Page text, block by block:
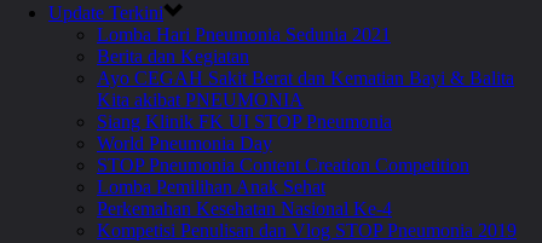
Update Terkini
Lomba Hari Pneumonia Sedunia 2021
Berita dan Kegiatan
Ayo CEGAH Sakit Berat dan Kematian Bayi & Balita
Kita akibat PNEUMONIA
Siang Klinik FK UI STOP Pneumonia
World Pneumonia Day
STOP Pneumonia Content Creation Competition
Lomba Pemilihan Anak Sehat
Perkemahan Kesehatan Nasional Ke-4
Kompetisi Penulisan dan Vlog STOP Pneumonia 2019